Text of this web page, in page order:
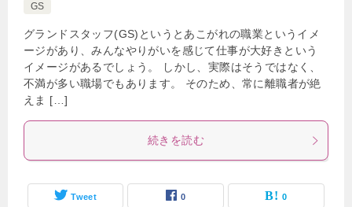
GS
グランドスタッフ(GS)というとあこがれの職業というイメ
ージがあり、みんなやりがいを感じて仕事が大好きという
イメージがあるでしょう。 しかし、実際はそうではなく、
不満が多い職場でもあります。 そのため、常に離職者が絶
えま […]
続きを読む
Tweet 0 0